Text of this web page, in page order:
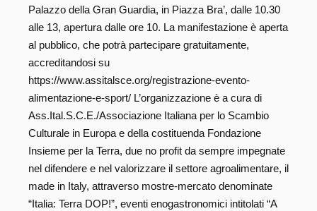
Palazzo della Gran Guardia, in Piazza Bra’, dalle 10.30
alle 13, apertura dalle ore 10. La manifestazione è aperta
al pubblico, che potrà partecipare gratuitamente,
accreditandosi su
https://www.assitalsce.org/registrazione-evento-
alimentazione-e-sport/ L’organizzazione è a cura di
Ass.Ital.S.C.E./Associazione Italiana per lo Scambio
Culturale in Europa e della costituenda Fondazione
Insieme per la Terra, due no profit da sempre impegnate
nel difendere e nel valorizzare il settore agroalimentare, il
made in Italy, attraverso mostre-mercato denominate
“Italia: Terra DOP!”, eventi enogastronomici intitolati “A